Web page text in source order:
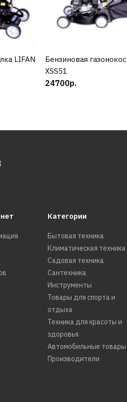
LIFAN
КУПИТЬ
Бензиновая
XSS51
24700р.
Категории
Бытовая техника
Климатическая техника
Садовая техника
Сантехника
Инструменты
Товары для спорта и
отдыха
Техника для красоты и
здоровья
Автомобильные товары
Производители